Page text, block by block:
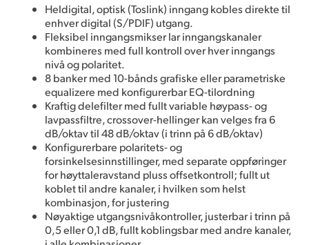
Heldigital, optisk (Toslink) inngang kobles direkte til
enhver digital (S/PDIF) utgang.
Fleksibel inngangsmikser lar inngangskanaler
kombineres med full kontroll over hver inngangs
nivå og polaritet.
8 banker med 10-bånds grafiske eller parametriske
equalizere med konfigurerbar EQ-tilordning
Kraftig delefilter med fullt variable høypass- og
lavpassfiltre, crossover-hellinger kan velges fra 6
dB/oktav til 48 dB/oktav (i trinn på 6 dB/oktav)
Konfigurerbare polaritets- og
forsinkelsesinnstillinger, med separate oppføringer
for høyttaleravstand pluss offsetkontroll; fullt ut
koblet til andre kanaler, i hvilken som helst
kombinasjon, for justering
Nøyaktige utgangsnivåkontroller, justerbar i trinn på
0,5 eller 0,1 dB, fullt koblingsbar med andre kanaler,